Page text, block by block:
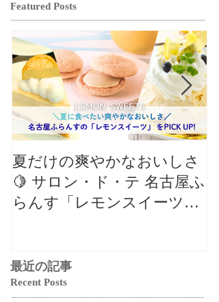
Featured Posts
夏だけの爽やかなおいしさ
🍋 サロン・ド・テ 名古屋ふ
らんす「レモンスイーツ特
最近の記事
Recent Posts